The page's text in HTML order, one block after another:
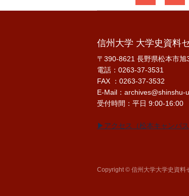
信州大学 大学史資料
〒390-8621 長野県松本市旭
電話：0263-37-3531
FAX ：0263-37-3532
E-Mail：archives@shinshu-
受付時間：平日 9:00-16:00
▶アクセス（松本キャンパス
Copyright © 信州大学大学史資料